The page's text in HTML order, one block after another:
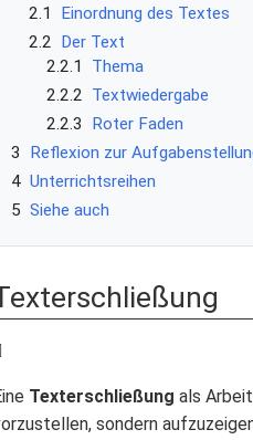
2.1
Einordnung des Textes
2.2 Der Text
2.2.1
Thema
2.2.2 Textwiedergabe
2.2.3
Roter Faden
3
Reflexion zur
4 Unterrichtsreihen
5 Siehe auch
Texterschließung als
sondern